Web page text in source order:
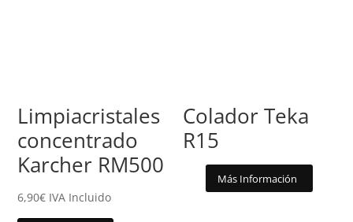
Limpiacristales
concentrado
Karcher RM500
6,90€ IVA Incluido
Colador Teka
R15
Más Información